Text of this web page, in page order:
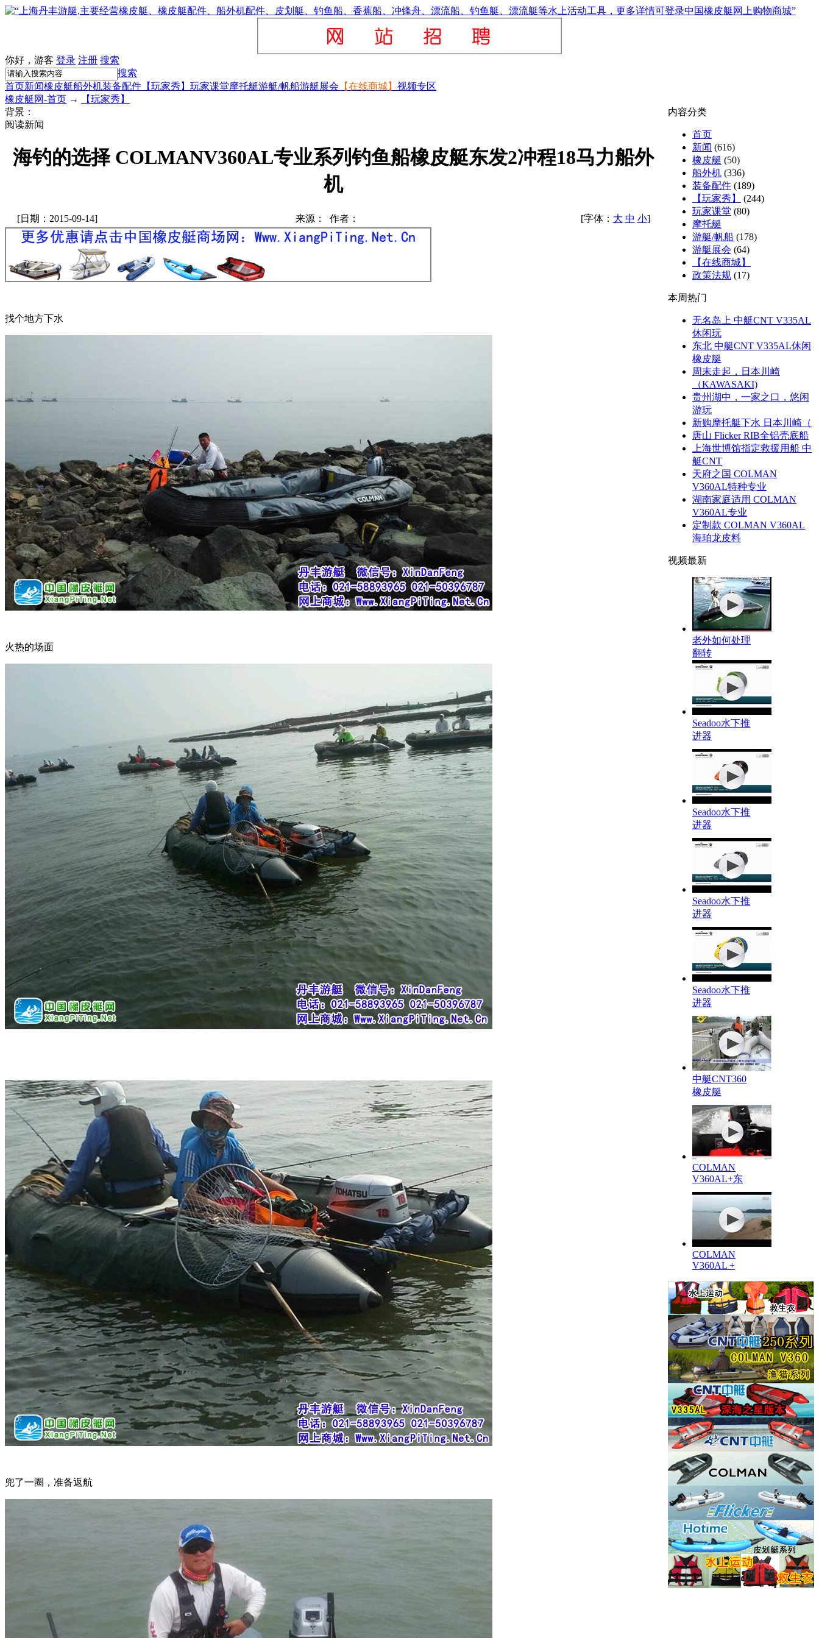
你好，游客 登录 注册 搜索
搜索
首页新闻橡皮艇船外机装备配件 【玩家秀】 玩家课堂摩托艇游艇/帆船游艇展会 【在线商城】 视频专区
橡皮艇网-首页 →
【玩家秀】
背景：
阅读新闻
海钓的选择 COLMANV360AL专业系列钓鱼船橡皮艇东发2冲程18马力船外
机
[日期：2015-09-14] 来源： 作者： [字体： 大 中 小]
找个地方下水
火热的场面
兜了一圈，准备返航
内容分类
首页
新闻 (616)
橡皮艇 (50)
船外机 (336)
装备配件 (189)
【玩家秀】
(244)
玩家课堂 (80)
摩托艇
游艇/帆船 (178)
游艇展会 (64)
【在线商城】
政策法规 (17)
本周热门
无名岛上 中艇CNT V335AL
休闲玩
东北 中艇CNT V335AL休闲
橡皮艇
周末走起，日本川崎
（KAWASAKI)
贵州湖中，一家之口，悠闲
游玩
新购摩托艇下水 日本川崎（
唐山 Flicker RIB全铝壳底船
上海世博馆指定救援用船 中
艇CNT
天府之国 COLMAN
V360AL特种专业
湖南家庭适用 COLMAN
V360AL专业
定制款 COLMAN V360AL
海珀龙皮料
视频最新
老外如何处理
翻转
Seadoo水下推
进器
Seadoo水下推
进器
Seadoo水下推
进器
Seadoo水下推
进器
中艇CNT360
橡皮艇
COLMAN
V360AL+东
COLMAN
V360AL +